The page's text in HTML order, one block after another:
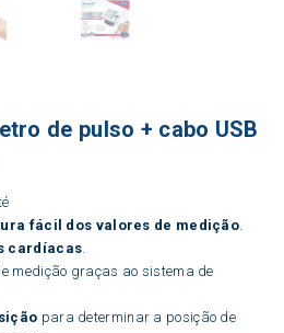
de pulso + cabo USB
fácil dos valores de medição
cardíacas
medição graças ao sistema de
para determinar a posição de